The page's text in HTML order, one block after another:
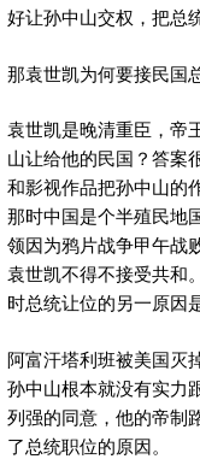
好让孙中山交权，把总
那袁世凯为何要接民国
袁世凯是晚清重臣，帝
山让给他的民国？答案
和影视作品把孙中山的
那时中国是个半殖民地
领因为鸦片战争甲午战
袁世凯不得不接受共和
时总统让位的另一原因
阿富汗塔利班被美国灭
孙中山根本就没有实力
列强的同意，他的帝制
了总统职位的原因。